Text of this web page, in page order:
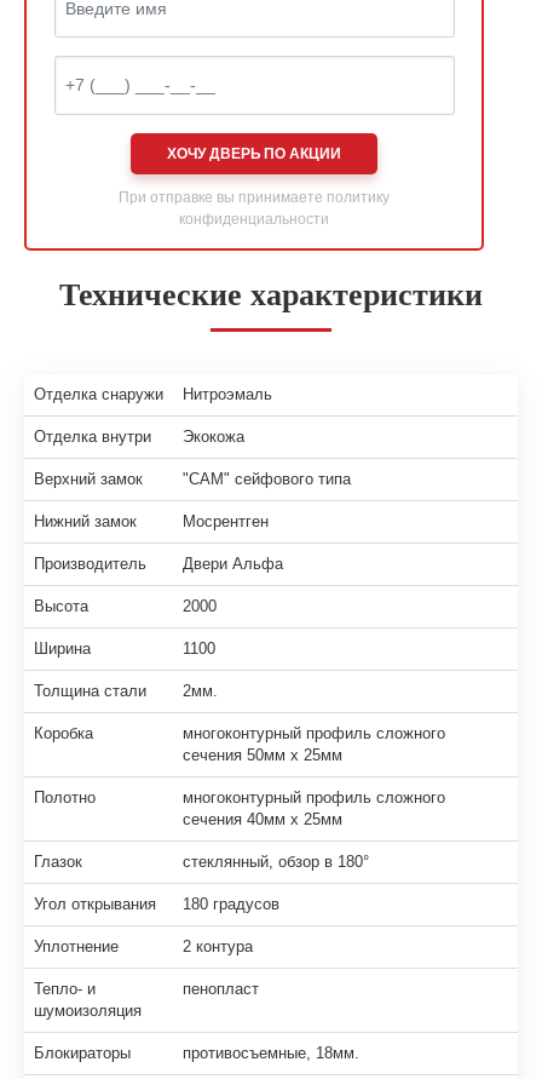
ХОЧУ ДВЕРЬ ПО АКЦИИ
При отправке вы принимаете политику
конфиденциальности
Технические характеристики
Отделка снаружи Нитроэмаль
Отделка внутри Экокожа
Верхний замок "САМ" сейфового типа
Нижний замок Мосрентген
Производитель Двери Альфа
Высота 2000
Ширина 1100
Толщина стали 2мм.
Коробка
многоконтурный профиль сложного
сечения 50мм х 25мм
Полотно
многоконтурный профиль сложного
сечения 40мм х 25мм
Глазок стеклянный, обзор в 180°
Угол открывания 180 градусов
Уплотнение 2 контура
Тепло- и
шумоизоляция
пенопласт
Блокираторы противосъемные, 18мм.